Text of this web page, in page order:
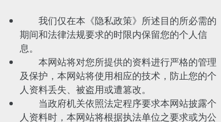
我们仅在本《隐私政策》所述目的所必需的
期间和法律法规要求的时限内保留您的个人信
息。
本网站将对您所提供的资料进行严格的管理
及保护，本网站将使用相应的技术，防止您的个
人资料丢失、被盗用或遭篡改。
当政府机关依照法定程序要求本网站披露个
人资料时，本网站将根据执法单位之要求或为公